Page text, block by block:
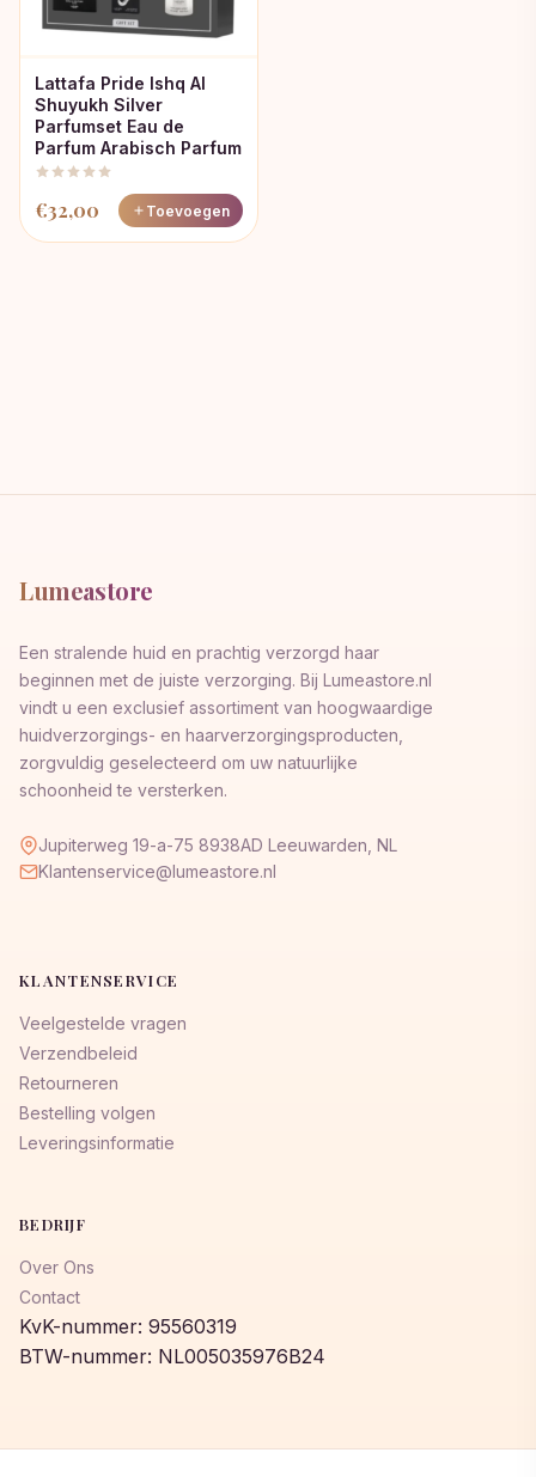
Lattafa Pride Ishq Al
Shuyukh Silver
Parfumset Eau de
Parfum Arabisch Parfum
€32,00 Toevoegen
Lumeastore
Een stralende huid en prachtig verzorgd haar
beginnen met de juiste verzorging. Bij Lumeastore.nl
vindt u een exclusief assortiment van hoogwaardige
huidverzorgings- en haarverzorgingsproducten,
zorgvuldig geselecteerd om uw natuurlijke
schoonheid te versterken.
Jupiterweg 19-a-75 8938AD Leeuwarden, NL
Klantenservice@lumeastore.nl
KLANTENSERVICE
Veelgestelde vragen
Verzendbeleid
Retourneren
Bestelling volgen
Leveringsinformatie
BEDRIJF
Over Ons
Contact
KvK-nummer: 95560319
BTW-nummer: NL005035976B24